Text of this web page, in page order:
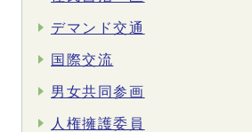
デマンド交通
国際交流
男女共同参画
人権擁護委員